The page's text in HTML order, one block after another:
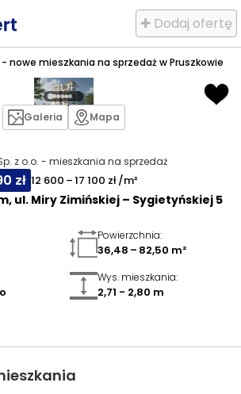
✚ Dodaj ofertę
nowe mieszkania na sprzedaż w Pruszkowie
z o.o. - mieszkania na sprzedaż
zł 12 600 – 17 100 zł /m²
ul. Miry Zimińskiej – Sygietyńskiej 5
Galeria Mapa
Powierzchnia:
36,48 – 82,50 m²
Wys. mieszkania:
2,71 - 2,80 m